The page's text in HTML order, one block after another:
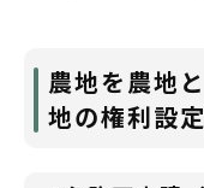
農地を農地
地の権利設定